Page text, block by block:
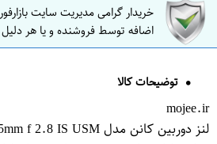
خریدار گرامی مدیریت سایت
اضافه توسط فروشنده و یا هر
توضیحات کالا
mojee.ir
لنز دوربین کانن مدل EF-S 17-55mm f 2.8 IS USM